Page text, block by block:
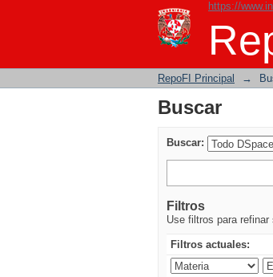
https://
Buscar
RepoFI Principal →
Buscar
Buscar:
Filtros
Use filtros para
Filtros actuales: